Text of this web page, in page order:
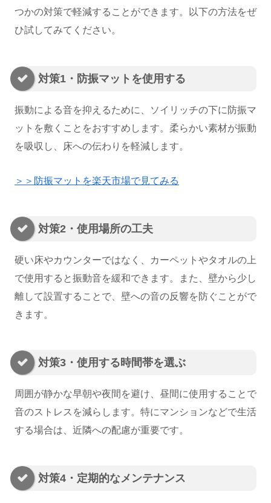
つかの対策で軽減することができます。以下の方法をぜ
ひ試してみてください。
対策1・防振マットを使用する
振動による音を抑えるために、ソイリッチの下に防振マ
ットを敷くことをおすすめします。柔らかい素材が振動
を吸収し、床への伝わりを軽減します。
＞＞防振マットを楽天市場で見てみる
対策2・使用場所の工夫
硬い床やカウンターではなく、カーペットやタオルの上
で使用すると振動音を緩和できます。また、壁から少し
離して設置することで、壁への音の反響を防ぐことがで
きます。
対策3・使用する時間帯を選ぶ
周囲が静かな早朝や夜間を避け、昼間に使用することで
音のストレスを減らします。特にマンションなどで生活
する場合は、近隣への配慮が重要です。
対策4・定期的なメンテナンス